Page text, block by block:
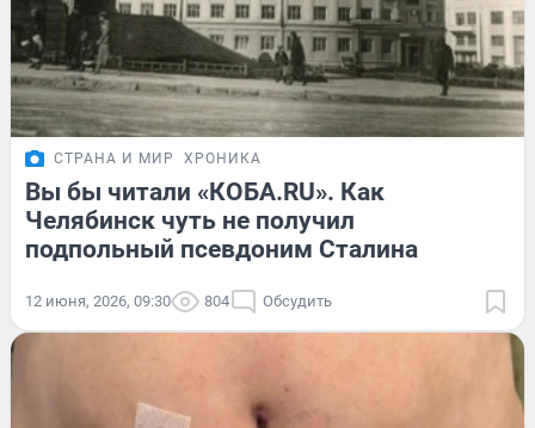
СТРАНА И МИР ХРОНИКА
Вы бы читали «КОБА.RU». Как
Челябинск чуть не получил
подпольный псевдоним Сталина
12 июня, 2026, 09:30 804 Обсудить